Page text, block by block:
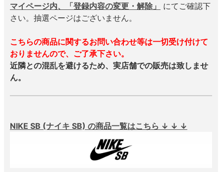
マイページ内、「登録内容の変更・解除」
にてご確認下
さい。抽選ページはございません。
こちらの商品に関するお問い合わせ等は一切受け付けて
おりませんので、ご了承下さい。
近隣との混乱を避けるため、実店舗での販売は致しませ
ん。
NIKE SB (ナイキ SB) の商品一覧はこちら ↓ ↓ ↓